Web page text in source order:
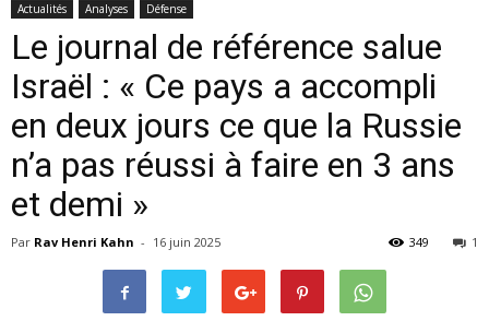
Actualités Analyses Défense
Le journal de référence salue
Israël : « Ce pays a accompli
en deux jours ce que la Russie
n’a pas réussi à faire en 3 ans
et demi »
Par Rav Henri Kahn - 16 juin 2025 1
349